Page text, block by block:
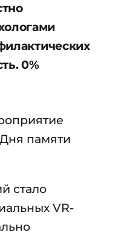
0%
памяти
стало
VR-